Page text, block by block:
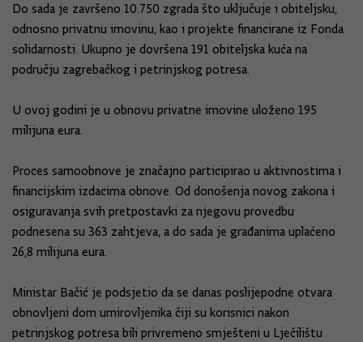
Do sada je završeno 10.750 zgrada što uključuje i obiteljsku,
odnosno privatnu imovinu, kao i projekte financirane iz Fonda
solidarnosti. Ukupno je dovršena 191 obiteljska kuća na
području zagrebačkog i petrinjskog potresa.
U ovoj godini je u obnovu privatne imovine uloženo 195
milijuna eura.
Proces samoobnove je značajno participirao u aktivnostima i
financijskim izdacima obnove. Od donošenja novog zakona i
osiguravanja svih pretpostavki za njegovu provedbu
podnesena su 363 zahtjeva, a do sada je građanima uplaćeno
26,8 milijuna eura.
Ministar Bačić je podsjetio da se danas poslijepodne otvara
obnovljeni dom umirovljenika čiji su korisnici nakon
petrinjskog potresa bili privremeno smješteni u Lječilištu